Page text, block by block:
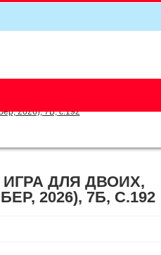
2026), 7Б, c.192
ДЛЯ ДВОИХ,
2026), 7Б, C.192